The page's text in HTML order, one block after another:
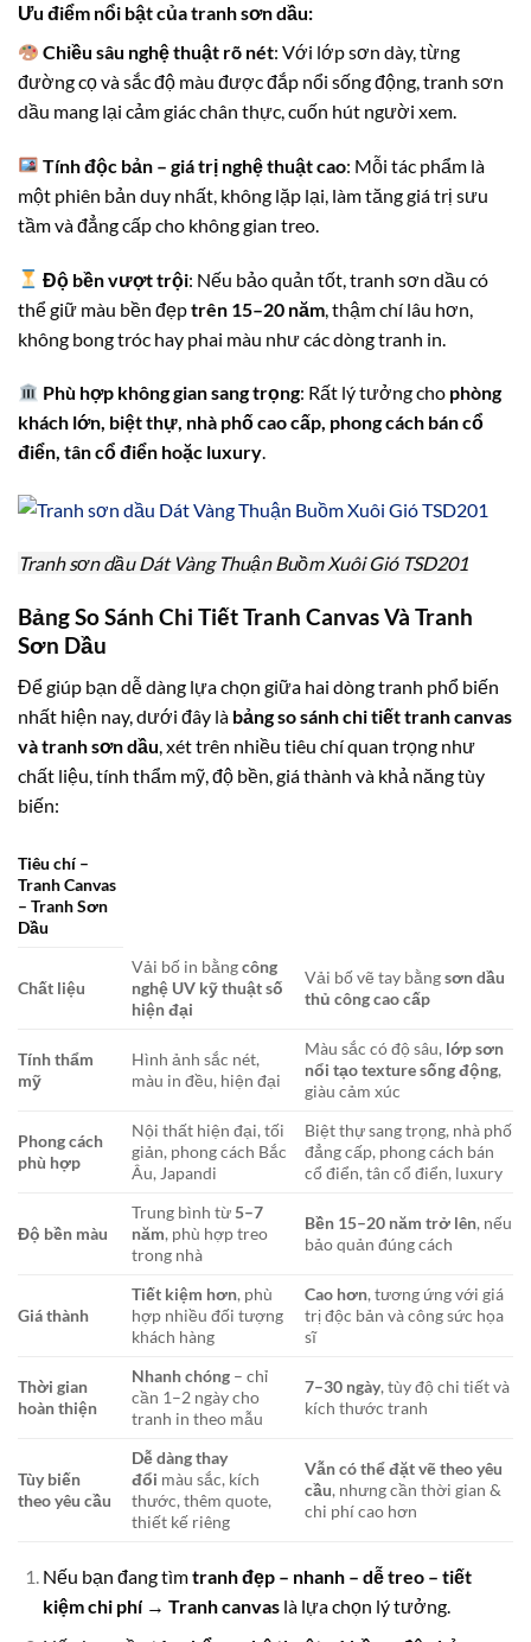
Ưu điểm nổi bật của tranh sơn dầu:
Chiều sâu nghệ thuật rõ nét: Với lớp sơn dày, từng
đường cọ và sắc độ màu được đắp nổi sống động, tranh sơn
dầu mang lại cảm giác chân thực, cuốn hút người xem.
Tính độc bản – giá trị nghệ thuật cao: Mỗi tác phẩm là
một phiên bản duy nhất, không lặp lại, làm tăng giá trị sưu
tầm và đẳng cấp cho không gian treo.
Độ bền vượt trội: Nếu bảo quản tốt, tranh sơn dầu có
thể giữ màu bền đẹptrên 15–20 năm , thậm chí lâu hơn,
không bong tróc hay phai màu như các dòng tranh in.
Phù hợp không gian sang trọng: Rất lý tưởng cho phòng
khách lớn, biệt thự, nhà phố cao cấp, phong cách bán cổ
điển, tân cổ điển hoặc luxury.
Tranh sơn dầu Dát Vàng Thuận Buồm Xuôi Gió TSD201
Bảng So Sánh Chi Tiết Tranh Canvas Và Tranh
Sơn Dầu
Để giúp bạn dễ dàng lựa chọn giữa hai dòng tranh phổ biến
nhất hiện nay, dưới đây là bảng so sánh chi tiết tranh canvas
và tranh sơn dầu, xét trên nhiều tiêu chí quan trọng như
chất liệu, tính thẩm mỹ, độ bền, giá thành và khả năng tùy
biến:
Tiêu chí –
Tranh Canvas
– Tranh Sơn
Dầu
Chất liệu
Vải bố in bằngcông
nghệ UV kỹ thuật số
hiện đại
Vải bố vẽ tay bằngsơn dầu
thủ công cao cấp
Tính thẩm
mỹ
Hình ảnh sắc nét,
màu in đều, hiện đại
Màu sắc có độ sâu, lớp sơn
nổi tạo texture sống động,
giàu cảm xúc
Phong cách
phù hợp
Nội thất hiện đại, tối
giản, phong cách Bắc
Âu, Japandi
Biệt thự sang trọng, nhà phố
đẳng cấp, phong cách bán
cổ điển, tân cổ điển, luxury
Độ bền màu
Trung bình từ5–7
năm, phù hợp treo
trong nhà
Bền 15–20 năm trở lên, nếu
bảo quản đúng cách
Giá thành
Tiết kiệm hơn, phù
hợp nhiều đối tượng
khách hàng
Cao hơn, tương ứng với giá
trị độc bản và công sức họa
sĩ
Thời gian
hoàn thiện
Nhanh chóng – chỉ
cần 1–2 ngày cho
tranh in theo mẫu
7–30 ngày, tùy độ chi tiết và
kích thước tranh
Tùy biến
theo yêu cầu
Dễ dàng thay
đổi màu sắc, kích
thước, thêm quote,
thiết kế riêng
Vẫn có thể đặt vẽ theo yêu
cầu, nhưng cần thời gian &
chi phí cao hơn
Nếu bạn đang tìmtranh đẹp – nhanh – dễ treo – tiết
kiệm chi phí→ Tranh canvaslà lựa chọn lý tưởng.